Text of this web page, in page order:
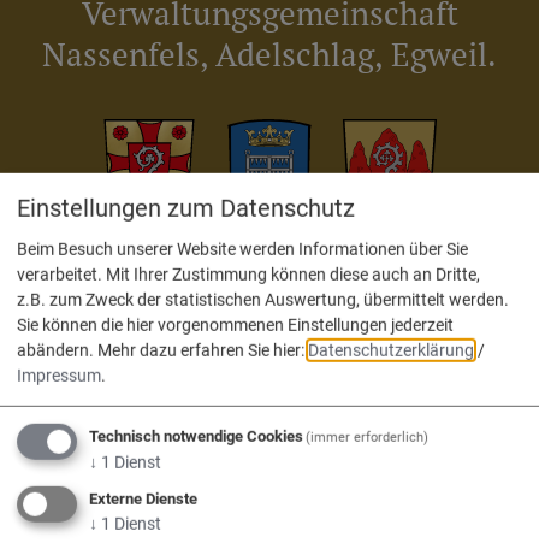
Verwaltungsgemeinschaft
Nassenfels, Adelschlag, Egweil.
Adelschlag Egweil Nassenfels
Service
Kontakt & Öffnungszeiten
Impressum
Einstellungen zum Datenschutz
Beim Besuch unserer Website werden Informationen über Sie
verarbeitet. Mit Ihrer Zustimmung können diese auch an Dritte,
z.B. zum Zweck der statistischen Auswertung, übermittelt werden.
Sie können die hier vorgenommenen Einstellungen jederzeit
abändern. Mehr dazu erfahren Sie hier: Datenschutzerklärung /
Impressum.
Technisch notwendige Cookies(immer erforderlich)
↓ 1 Dienst
Externe Dienste
↓ 1 Dienst